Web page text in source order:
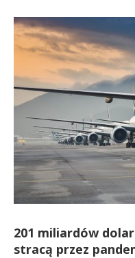
201 miliardów
stracą przez